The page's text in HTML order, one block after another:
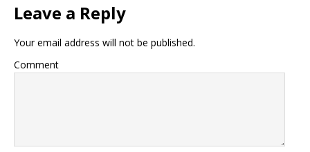
Leave a Reply
Your email address will not be published.
Comment